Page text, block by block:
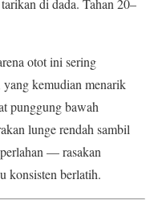
di dada. Tahan 20–
otot ini sering
kemudian menarik
punggung bawah
lunge rendah sambil
— rasakan
konsisten berlatih.